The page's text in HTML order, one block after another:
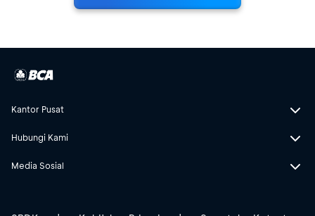
Kantor Pusat
Hubungi Kami
Media Sosial